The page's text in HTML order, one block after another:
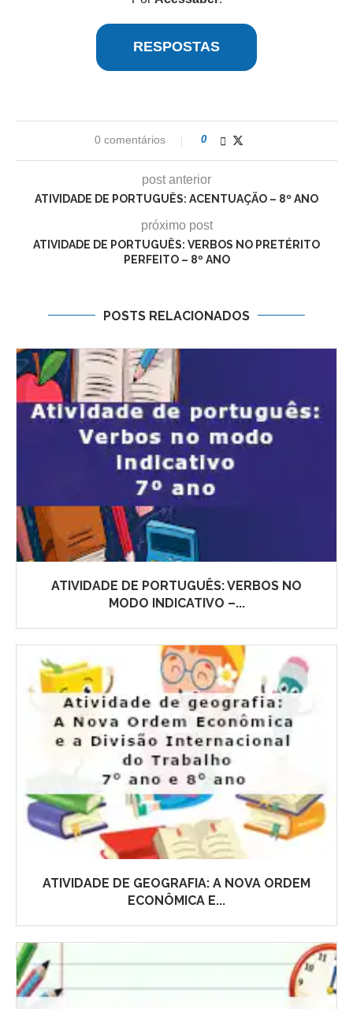
RESPOSTAS
0 comentários 0
post anterior
ATIVIDADE DE PORTUGUÊS: ACENTUAÇÃO – 8º ANO
próximo post
ATIVIDADE DE PORTUGUÊS: VERBOS NO PRETÉRITO
PERFEITO – 8º ANO
POSTS RELACIONADOS
ATIVIDADE DE PORTUGUÊS: VERBOS NO
MODO INDICATIVO –...
ATIVIDADE DE GEOGRAFIA: A NOVA ORDEM
ECONÔMICA E...